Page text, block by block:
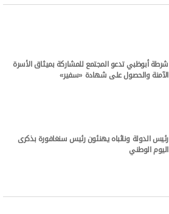
شرطة أبوظبي تدعو المجتمع للمشاركة بميثاق الأسرة
الآمنة والحصول على شهادة «سفير»
رئيس الدولة ونائباه يهنئون رئيس سنغافورة بذكرى
اليوم الوطني